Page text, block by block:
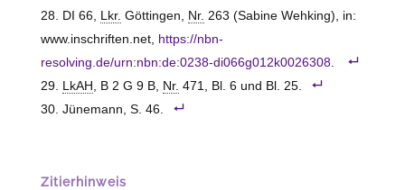
DI 66,
Lkr. Göttingen, Nr. 263 (Sabine Wehking), in:
www.inschriften.net,
https://nbn-
resolving.de/urn:nbn:de:0238-di066g012k0026308.
LkAH
, B 2 G 9 B, Nr. 471, Bl. 6 und Bl. 25.
Jünemann, S. 46.
Zitierhinweis